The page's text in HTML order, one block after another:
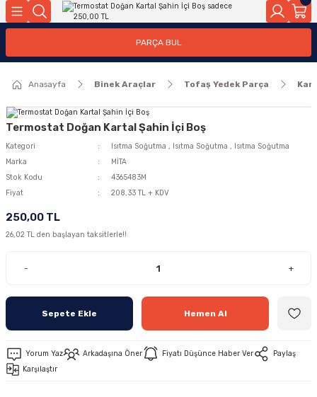
PARÇA BUL
Anasayfa Binek Araçlar Tofaş Yedek Parça
Termostat Doğan Kartal Şahin İçi Boş
Kategori Isıtma Soğutma , Isıtma Soğutma , Isıtma Soğutma
Marka
MİTA
Stok Kodu
4365483M
Fiyat
208,33 TL + KDV
250,00 TL
26,02 TL den başlayan taksitlerle!!
- +
Sepete Ekle Hemen Al
Yorum Yaz Arkadaşına Öner Fiyatı Düşünce Haber Ver
Paylaş
Karşılaştır